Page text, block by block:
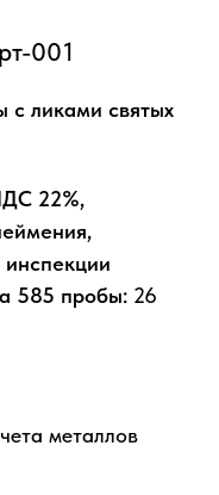
001
с ликами святых
22%,
инспекции
585 пробы : 26
металлов